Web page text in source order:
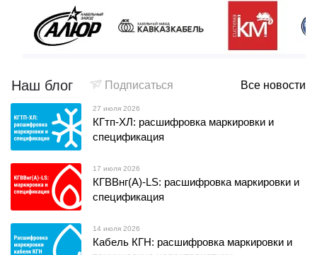
Наш блог Подписаться Все новости
27 июля 2026
КГтп-ХЛ: расшифровка маркировки и
спецификация
17 июля 2026
КГВВнг(А)-LS: расшифровка маркировки и
спецификация
14 июля 2026
Кабель КГН: расшифровка маркировки и